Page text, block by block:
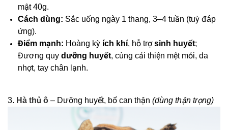
mật 40g.
Cách dùng: Sắc uống ngày 1 thang, 3–4 tuần (tuỳ đáp
ứng).
Điểm mạnh: Hoàng kỳ ích khí, hỗ trợsinh huyết;
Đương quy dưỡng huyết, cùng cải thiện mệt mỏi, da
nhợt, tay chân lạnh.
3. Hà thủ ô – Dưỡng huyết, bổ can thận (dùng thận trọng)